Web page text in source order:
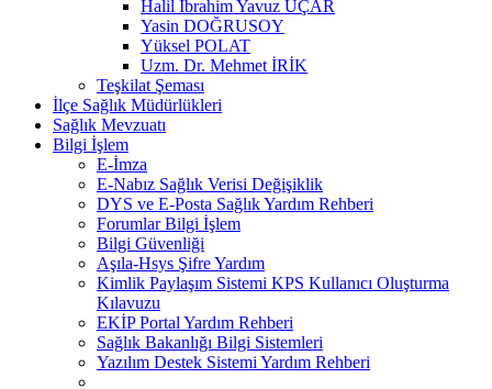
Halil İbrahim Yavuz UÇAR
Yasin DOĞRUSOY
Yüksel POLAT
Uzm. Dr. Mehmet İRİK
Teşkilat Şeması
İlçe Sağlık Müdürlükleri
Sağlık Mevzuatı
Bilgi İşlem
E-İmza
E-Nabız Sağlık Verisi Değişiklik
DYS ve E-Posta Sağlık Yardım Rehberi
Forumlar Bilgi İşlem
Bilgi Güvenliği
Aşıla-Hsys Şifre Yardım
Kimlik Paylaşım Sistemi KPS Kullanıcı Oluşturma
Kılavuzu
EKİP Portal Yardım Rehberi
Sağlık Bakanlığı Bilgi Sistemleri
Yazılım Destek Sistemi Yardım Rehberi